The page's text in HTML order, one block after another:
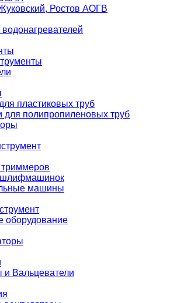
Ростов АОГВ
пластиковых труб
для полипропиленовых труб
шлифмашинок
машины
оборудование
и Вальцеватели